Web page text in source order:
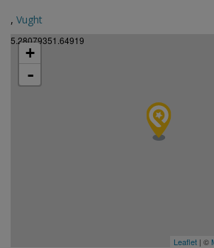
, Vught
5.28079351.64919
+
-
Leaflet | ©